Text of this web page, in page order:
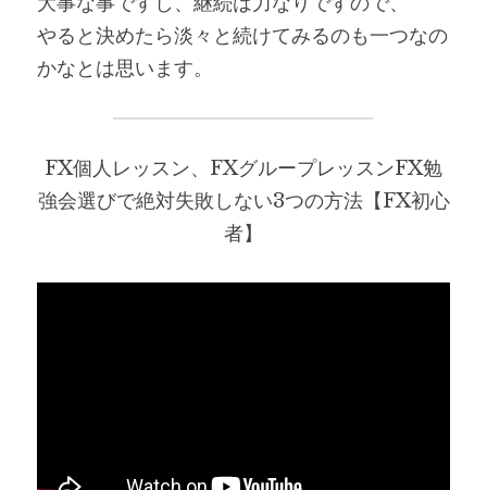
やると決めたら淡々と続けてみるのも一つなの
かなとは思います。
FX個人レッスン、FXグループレッスンFX勉
強会選びで絶対失敗しない3つの方法【FX初心
者】